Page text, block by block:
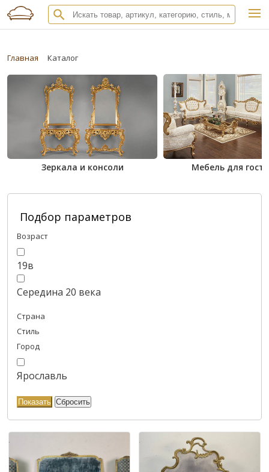
Главная Каталог
Зеркала и консоли Мебель для
Подбор параметров
Возраст
19в
Середина 20 века
Страна
Стиль
Город
Ярославль